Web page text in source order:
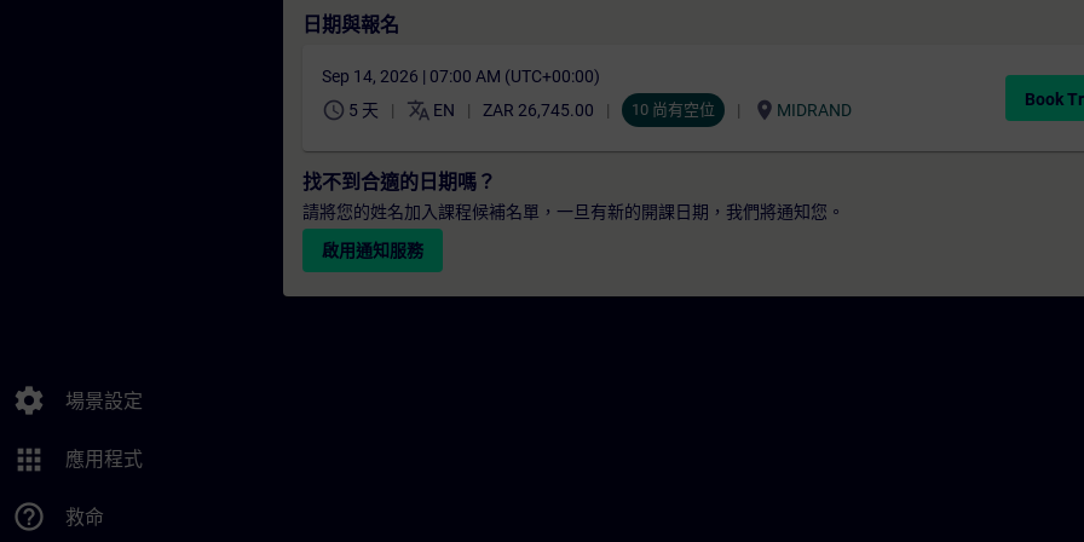
settings 場景設定
apps 應用程式
help_outline 救命
日期與報名
Sep 14, 2026 | 07:00 AM (UTC+00:00)
schedule 5 天 translate EN ZAR 26,745.00 10 尚有空位 location_on MIDRAND
Book
找不到合適的日期嗎？
請將您的姓名加入課程候補名單，一旦有新的開課日期，我們將通知您。
啟用通知服務